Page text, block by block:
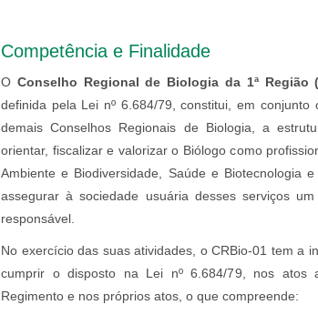
Competência e Finalidade
O Conselho Regional de Biologia da 1ª Região
definida pela Lei nº 6.684/79, constitui, em
demais Conselhos Regionais de Biologia, a
orientar, fiscalizar e valorizar o Biólogo como
Ambiente e Biodiversidade, Saúde e Biotecnologia
assegurar à sociedade usuária desses serviços
responsável.
No exercício das suas atividades, o CRBio-01 tem a
cumprir o disposto na Lei nº 6.684/79, nos atos
Regimento e nos próprios atos, o que compreende: